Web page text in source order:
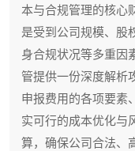
本与合规管理的核心
是受到公司规模、股
身合规状况等多重因
管提供一份深度解析
申报费用的各项要素
实可行的成本优化与
算，确保公司合法、